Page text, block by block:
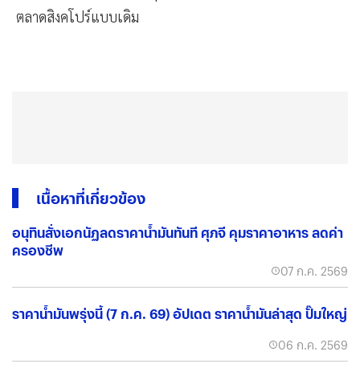
ตลาดสิงคโปร์แบบเดิม
เนื้อหาที่เกี่ยวข้อง
อนุทินสั่งเอกนัฏลดราคาน้ำมันทันที ศุภจี คุมราคาอาหาร ลดค่า
ครองชีพ
07 ก.ค. 2569
ราคาน้ำมันพรุ่งนี้ (7 ก.ค. 69) อัปเดต ราคาน้ำมันล่าสุด ปั๊มใหญ่
06 ก.ค. 2569